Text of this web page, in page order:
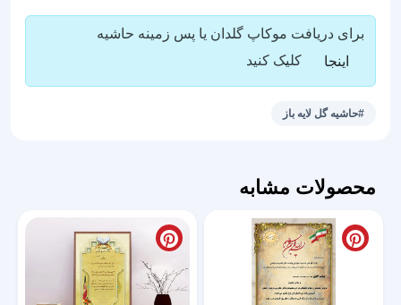
برای
تقدیر
نامه
برای دریافت موکاپ گلدان یا پس زمینه حاشیه
اینجا
کلیک کنید
#حاشیه گل لایه باز
محصولات مشابه